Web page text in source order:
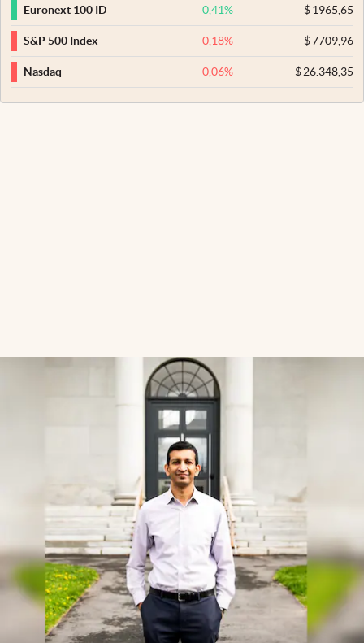
Euronext 100 ID 0,41% $1965,65
S&P 500 Index -0,18% $7709,96
Nasdaq -0,06% $26.348,35